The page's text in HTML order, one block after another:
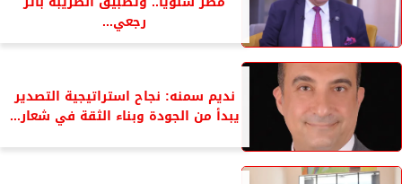
رجعي...
نديم سمنه: نجاح استراتيجية التصدير
يبدأ من الجودة وبناء الثقة في شعار...